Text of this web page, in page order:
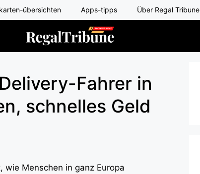
übersichten Apps-tipps Über Regal Tribune
Fahrer in
schnelles Geld
Menschen in ganz Europa